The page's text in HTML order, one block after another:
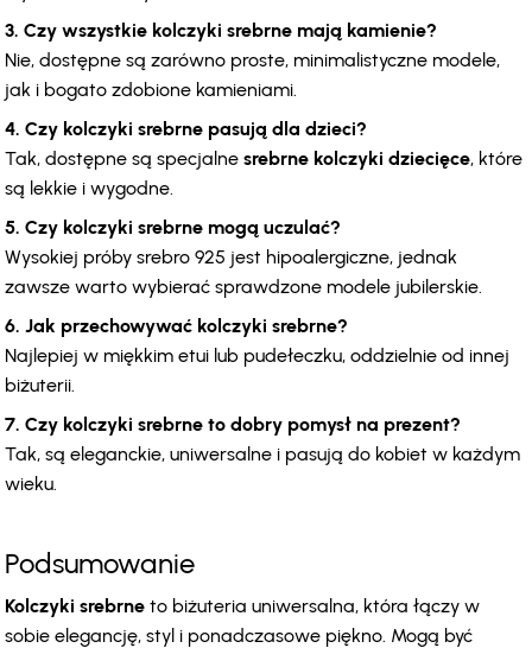
3. Czy wszystkie kolczyki srebrne mają kamienie?
Nie, dostępne są zarówno proste, minimalistyczne modele,
jak i bogato zdobione kamieniami.
4. Czy kolczyki srebrne pasują dla dzieci?
Tak, dostępne są specjalne srebrne kolczyki dziecięce, które
są lekkie i wygodne.
5. Czy kolczyki srebrne mogą uczulać?
Wysokiej próby srebro 925 jest hipoalergiczne, jednak
zawsze warto wybierać sprawdzone modele jubilerskie.
6. Jak przechowywać kolczyki srebrne?
Najlepiej w miękkim etui lub pudełeczku, oddzielnie od innej
biżuterii.
7. Czy kolczyki srebrne to dobry pomysł na prezent?
Tak, są eleganckie, uniwersalne i pasują do kobiet w każdym
wieku.
Podsumowanie
Kolczyki srebrne to biżuteria uniwersalna, która łączy w
sobie elegancję, styl i ponadczasowe piękno. Mogą być